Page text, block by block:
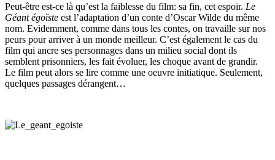
Peut-être est-ce là qu’est la faiblesse du film: sa fin, cet espoir. Le
Géant égoïste est l’adaptation d’un conte d’Oscar Wilde du même
nom. Evidemment, comme dans tous les contes, on travaille sur nos
peurs pour arriver à un monde meilleur. C’est également le cas du
film qui ancre ses personnages dans un milieu social dont ils
semblent prisonniers, les fait évoluer, les choque avant de grandir.
Le film peut alors se lire comme une oeuvre initiatique. Seulement,
quelques passages dérangent…